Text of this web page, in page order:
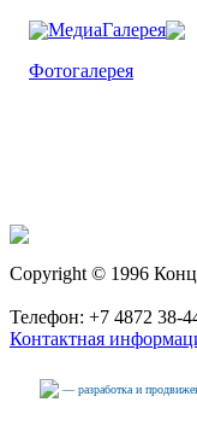
МедиаГалерея
Фотогалерея
Copyright © 1996
Телефон: +7 4872 38-
Контактная
— разработка и